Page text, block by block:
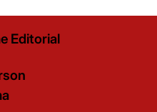
Editorial